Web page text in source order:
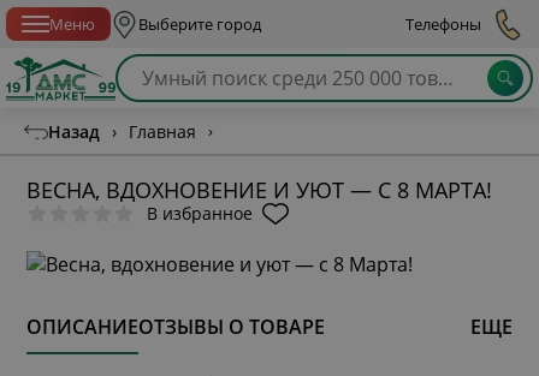
Меню Выберите город Телефоны
Назад › Главная ›
ВЕСНА, ВДОХНОВЕНИЕ И УЮТ — С 8 МАРТА!
В избранное
ОПИСАНИЕОТЗЫВЫ О ТОВАРЕ ЕЩЕ